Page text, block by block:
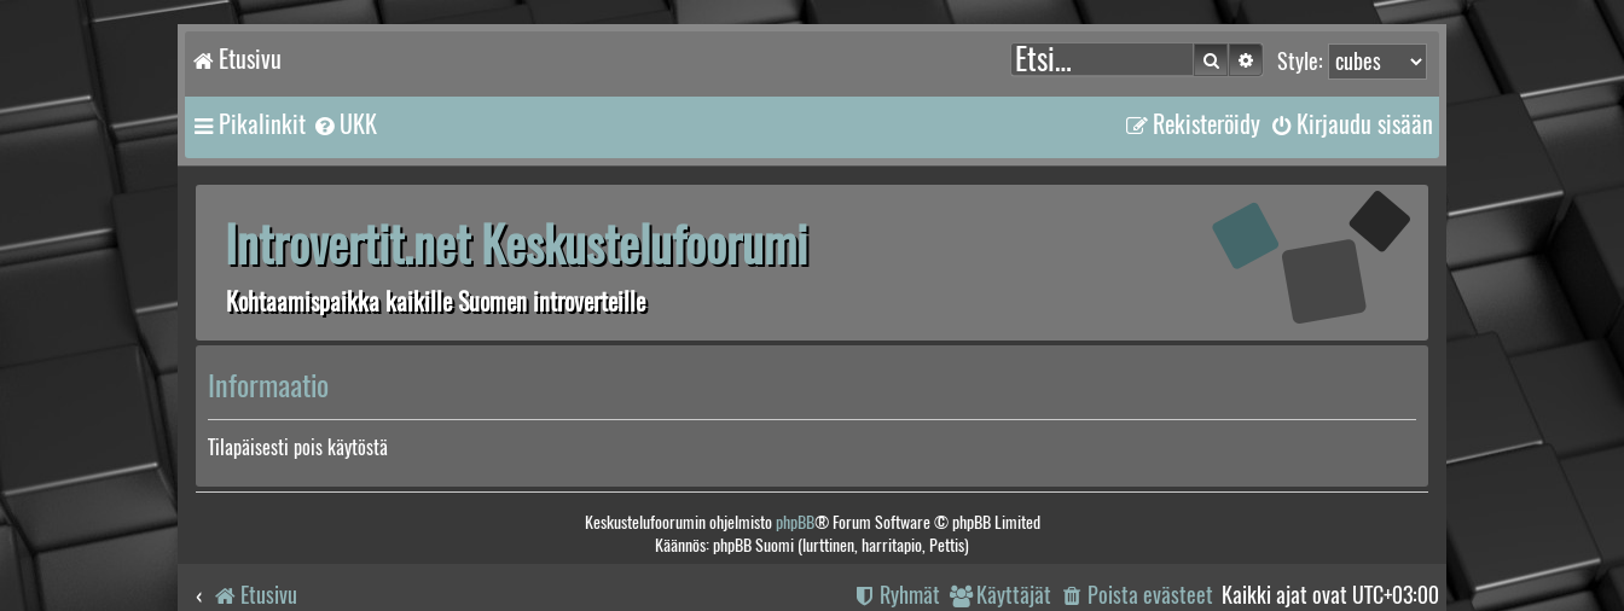
Etusivu Style:
Etsi Tarkennettu haku
Pikalinkit UKK Kirjaudu sisään
Rekisteröidy
Introvertit.net Keskustelufoorumi
Kohtaamispaikka kaikille Suomen introverteille
Informaatio
Tilapäisesti pois käytöstä
Keskustelufoorumin ohjelmistophpBB® Forum Software © phpBB Limited
Käännös: phpBB Suomi (lurttinen, harritapio, Pettis)
Etusivu Kaikki ajat ovat UTC+03:00
Poista evästeet
Käyttäjät
Ryhmät